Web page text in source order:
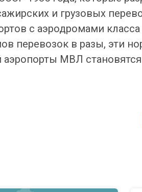
и грузовых
с аэродромами
перевозок в разы, эти
МВЛ